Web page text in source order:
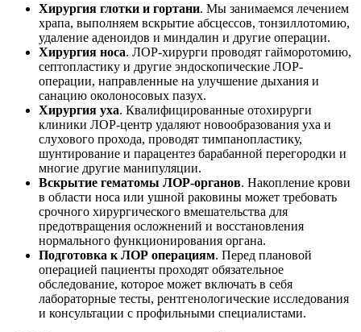
Хирургия глотки и гортани. Мы занимаемся лечением
храпа, выполняем вскрытие абсцессов, тонзиллотомию,
удаление аденоидов и миндалин и другие операции.
Хирургия носа. ЛОР-хирурги проводят гайморотомию,
септопластику и другие эндоскопические ЛОР-
операции, направленные на улучшение дыхания и
санацию околоносовых пазух.
Хирургия уха. Квалифицированные отохирурги
клиники ЛОР-центр удаляют новообразования уха и
слухового прохода, проводят тимпанопластику,
шунтирование и парацентез барабанной перегородки и
многие другие манипуляции.
Вскрытие гематомы ЛОР-органов. Накопление крови
в области носа или ушной раковины может требовать
срочного хирургического вмешательства для
предотвращения осложнений и восстановления
нормального функционирования органа.
Подготовка к ЛОР операциям. Перед плановой
операцией пациенты проходят обязательное
обследование, которое может включать в себя
лабораторные тесты, рентгенологические исследования
и консультации с профильными специалистами.